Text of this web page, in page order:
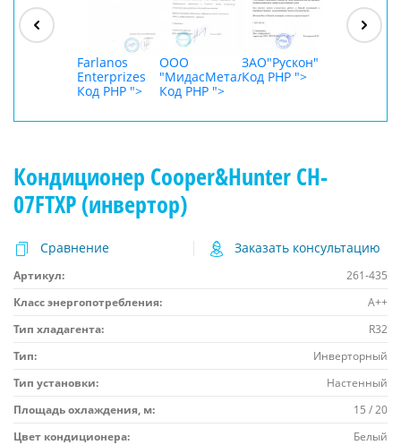
Farlanos
Enterprizes
Код PHP ">
ООО
"МидасМеталлАрт"
Код PHP ">
ЗАО"Рускон"
Код PHP ">
Кондиционер Cooper&Hunter CH-
07FTXP (инвертор)
Сравнение Заказать консультацию
Артикул:
261-435
Класс энергопотребления:
A++
Тип хладагента:
R32
Тип:
Инверторный
Тип установки:
Настенный
Площадь охлаждения, м:
15 / 20
Цвет кондиционера:
Белый